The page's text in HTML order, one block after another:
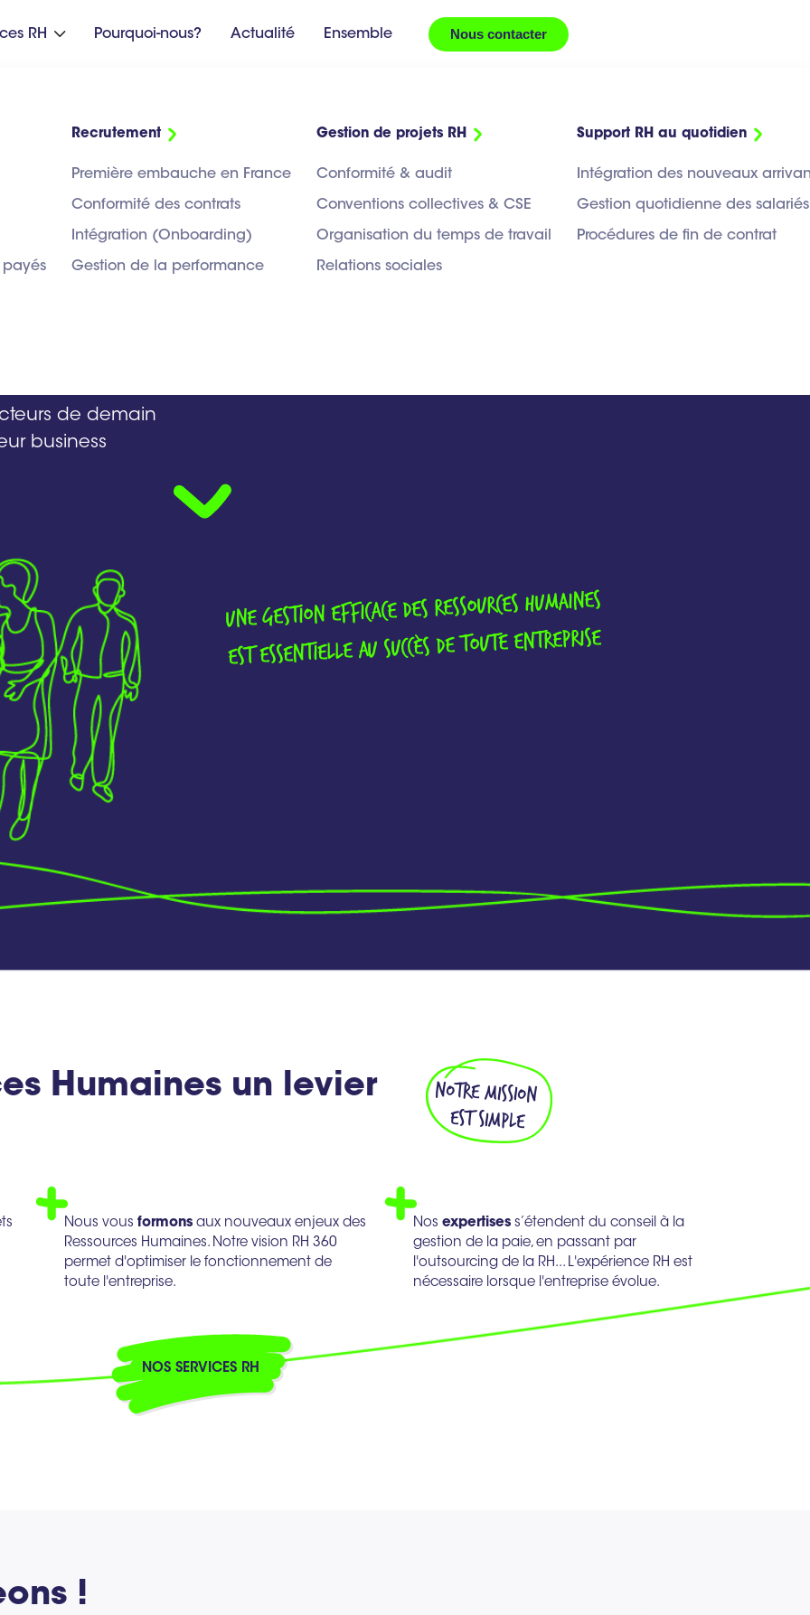
RH 
Recrutement
Première embauche en France
Conformité des contrats
Intégration (Onboarding)
Gestion de la performance
Gestion de projets RH
Conformité & audit
Conventions collectives & CSE
Organisation du temps de travail
Relations sociales
Support RH au quotidien
Intégration des nouveaux
Gestion quotidienne des salariés
Procédures de fin de contrat
Pourquoi-nous? Actualité Ensemble Nous contacter
enjeux RH
de demain
business
Une gestion efficace des ressources humaines
est essentielle au succès de toute entreprise
Humaines un levier
NOTRE MISSION
EST SIMPLE
Nous vousformons aux nouveaux enjeux des
Ressources Humaines. Notre vision RH 360
permet d'optimiser le fonctionnement de
toute l'entreprise.
Nos expertisess’étendent du conseil à la
gestion de la paie, en passant par
l'outsourcing de la RH... L'expérience RH est
nécessaire lorsque l'entreprise évolue.
NOS SERVICES RH
!